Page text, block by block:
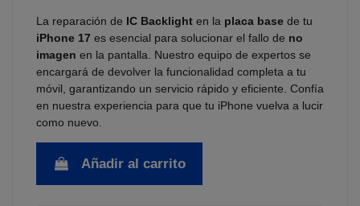
La reparación de IC Backlight en la placa base de tu
iPhone 17 es esencial para solucionar el fallo de no
imagen en la pantalla. Nuestro equipo de expertos se
encargará de devolver la funcionalidad completa a tu
móvil, garantizando un servicio rápido y eficiente. Confía
en nuestra experiencia para que tu iPhone vuelva a lucir
como nuevo.
Añadir al carrito